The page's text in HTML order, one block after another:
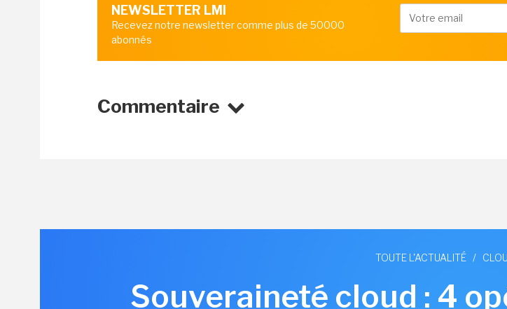
NEWSLETTER LMI
Recevez notre newsletter comme plus de 50000
abonnés
Commentaire
TOUTE L'ACTUALITÉ /
Souveraineté cloud : 4